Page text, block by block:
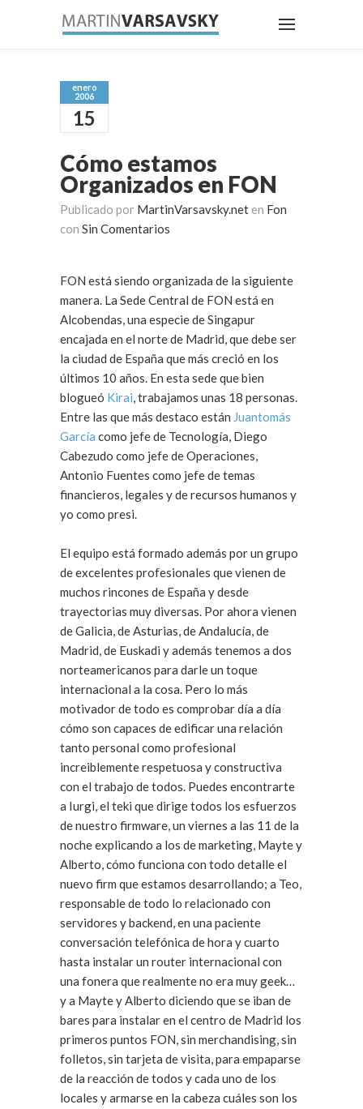
enero
2006
15
Cómo estamos
Organizados en FON
Publicado por MartinVarsavsky.net en Fon
con Sin Comentarios
FON está siendo organizada de la siguiente
manera. La Sede Central de FON está en
Alcobendas, una especie de Singapur
encajada en el norte de Madrid, que debe ser
la ciudad de España que más creció en los
últimos 10 años. En esta sede que bien
blogueó Kirai, trabajamos unas 18 personas.
Entre las que más destaco están Juantomás
García como jefe de Tecnología, Diego
Cabezudo como jefe de Operaciones,
Antonio Fuentes como jefe de temas
financieros, legales y de recursos humanos y
yo como presi.
El equipo está formado además por un grupo
de excelentes profesionales que vienen de
muchos rincones de España y desde
trayectorias muy diversas. Por ahora vienen
de Galicia, de Asturias, de Andalucía, de
Madrid, de Euskadi y además tenemos a dos
norteamericanos para darle un toque
internacional a la cosa. Pero lo más
motivador de todo es comprobar día a día
cómo son capaces de edificar una relación
tanto personal como profesional
increiblemente respetuosa y constructiva
con el trabajo de todos. Puedes encontrarte
a Iurgi, el teki que dirige todos los esfuerzos
de nuestro firmware, un viernes a las 11 de la
noche explicando a los de marketing, Mayte y
Alberto, cómo funciona con todo detalle el
nuevo firm que estamos desarrollando; a Teo,
responsable de todo lo relacionado con
servidores y backend, en una paciente
conversación telefónica de hora y cuarto
hasta instalar un router internacional con
una fonera que realmente no era muy geek…
y a Mayte y Alberto diciendo que se iban de
bares para instalar en el centro de Madrid los
primeros puntos FON, sin merchandising, sin
folletos, sin tarjeta de visita, para empaparse
de la reacción de todos y cada uno de los
locales y armarse en la cabeza cuáles son los